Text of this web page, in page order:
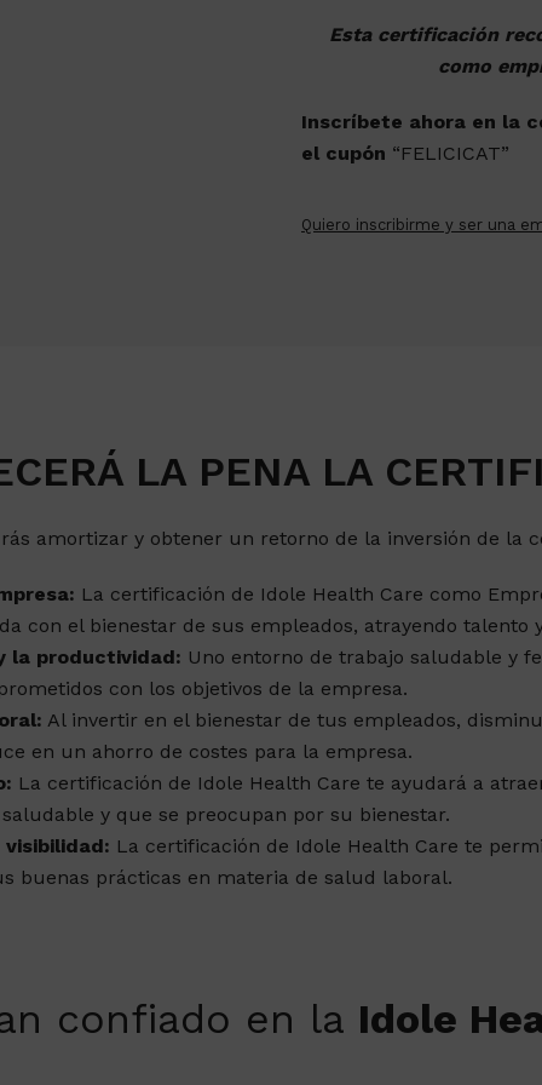
Esta certificación
como
Inscríbete ahora en la
el cupón “FELICICAT”
Quiero inscribirme y ser una
LA PENA LA
amortizar y obtener un retorno de la inversión de la
La certificación de Idole Health Care como
con el bienestar de sus empleados, atrayendo talento
la productividad: Uno entorno de trabajo saludable y
con los objetivos de la empresa.
Al invertir en el bienestar de tus empleados,
en un ahorro de costes para la empresa.
La certificación de Idole Health Care te ayudará a
y que se preocupan por su bienestar.
La certificación de Idole Health Care te
buenas prácticas en materia de salud laboral.
confiado en la Idole